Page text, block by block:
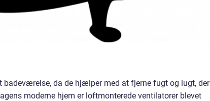
badeværelse, da de hjælper med at fjerne fugt og lugt, der
moderne hjem er loftmonterede ventilatorer blevet